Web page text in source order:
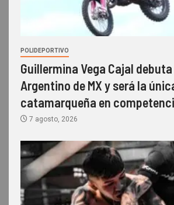
POLIDEPORTIVO
Guillermina Vega Cajal debuta
Argentino de MX y será la
catamarqueña en
7 agosto, 2026